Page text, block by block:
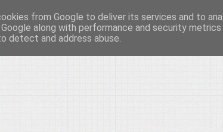
των Τεχνών...
εδώ για να μιλάμε για τον πολιτισμό, σε κάθε
from Google to deliver its services and to
along with performance and security
detect and address abuse.